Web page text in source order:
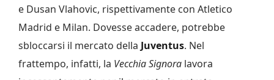
e Dusan Vlahovic, rispettivamente con Atletico
Madrid e Milan. Dovesse accadere, potrebbe
sbloccarsi il mercato della Juventus. Nel
frattempo, infatti, la Vecchia Signora lavora